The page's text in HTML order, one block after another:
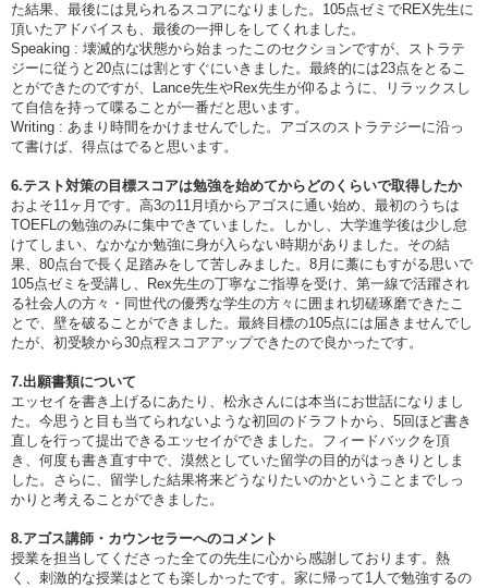
た結果、最後には見られるスコアになりました。105点ゼミでREX先生に
頂いたアドバイスも、最後の一押しをしてくれました。
Speaking : 壊滅的な状態から始まったこのセクションですが、ストラテ
ジーに従うと20点には割とすぐにいきました。最終的には23点をとるこ
とができたのですが、Lance先生やRex先生が仰るように、リラックスし
て自信を持って喋ることが一番だと思います。
Writing : あまり時間をかけませんでした。アゴスのストラテジーに沿っ
て書けば、得点はでると思います。
6.テスト対策の目標スコアは勉強を始めてからどのくらいで取得したか
およそ11ヶ月です。高3の11月頃からアゴスに通い始め、最初のうちは
TOEFLの勉強のみに集中できていました。しかし、大学進学後は少し怠
けてしまい、なかなか勉強に身が入らない時期がありました。その結
果、80点台で長く足踏みをして苦しみました。8月に藁にもすがる思いで
105点ゼミを受講し、Rex先生の丁寧なご指導を受け、第一線で活躍され
る社会人の方々・同世代の優秀な学生の方々に囲まれ切磋琢磨できたこ
とで、壁を破ることができました。最終目標の105点には届きませんでし
たが、初受験から30点程スコアアップできたので良かったです。
7.出願書類について
エッセイを書き上げるにあたり、松永さんには本当にお世話になりまし
た。今思うと目も当てられないような初回のドラフトから、5回ほど書き
直しを行って提出できるエッセイができました。フィードバックを頂
き、何度も書き直す中で、漠然としていた留学の目的がはっきりとしま
した。さらに、留学した結果将来どうなりたいのかということまでしっ
かりと考えることができました。
8.アゴス講師・カウンセラーへのコメント
授業を担当してくださった全ての先生に心から感謝しております。熱
く、刺激的な授業はとても楽しかったです。家に帰って1人で勉強するの